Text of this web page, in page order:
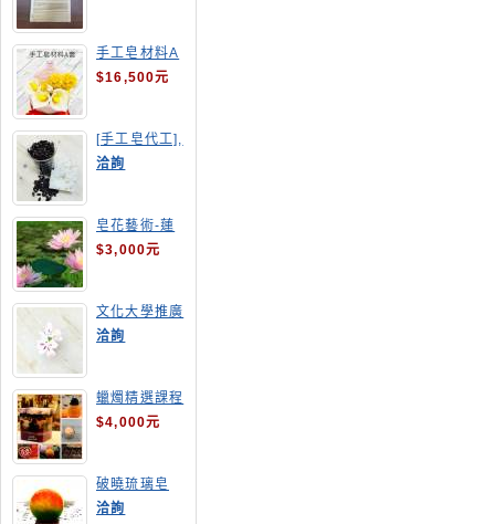
手工皂材料A
套
$16,500元
[手工皂代工],
釋迦手工皂
洽詢
皂花藝術-蓮
花
$3,000元
文化大學推廣
部高雄分部手
工皂教學
洽詢
蠟燭精選課程
$4,000元
破曉琉璃皂
洽詢